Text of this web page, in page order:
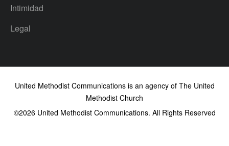
Intimidad
Legal
United Methodist Communications is an agency of The United
Methodist Church
©2026United Methodist Communications. All Rights Reserved